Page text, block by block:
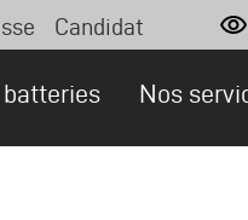
Candidat
batteries Nos